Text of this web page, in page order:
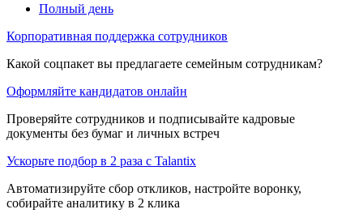
Полный день
Корпоративная поддержка сотрудников
Какой соцпакет вы предлагаете семейным сотрудникам?
Оформляйте кандидатов онлайн
Проверяйте сотрудников и подписывайте кадровые
документы без бумаг и личных встреч
Ускорьте подбор в 2 раза с Talantix
Автоматизируйте сбор откликов, настройте воронку,
собирайте аналитику в 2 клика